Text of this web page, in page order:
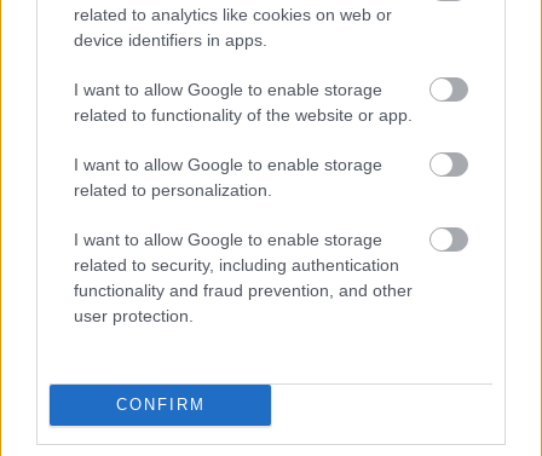
related to analytics like cookies on web or
device identifiers in apps.
I want to allow Google to enable storage
related to functionality of the website or app.
I want to allow Google to enable storage
related to personalization.
I want to allow Google to enable storage
related to security, including authentication
functionality and fraud prevention, and other
user protection.
CONFIRM